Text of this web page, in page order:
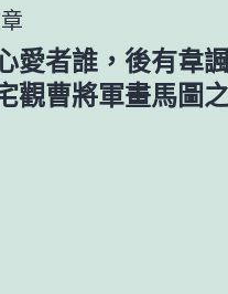
愛者誰，後有韋
觀曹將軍畫馬圖